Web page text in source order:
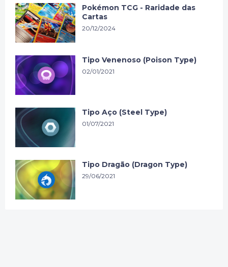
Pokémon TCG - Raridade das
Cartas
20/12/2024
Tipo Venenoso (Poison Type)
02/01/2021
Tipo Aço (Steel Type)
01/07/2021
Tipo Dragão (Dragon Type)
29/06/2021